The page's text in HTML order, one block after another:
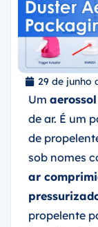
29 de junho
Um
de ar. É um
de
sob nomes
ar
pressurizado
propelente